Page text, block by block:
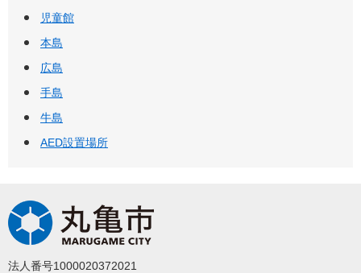
児童館
本島
広島
手島
牛島
AED設置場所
法人番号1000020372021